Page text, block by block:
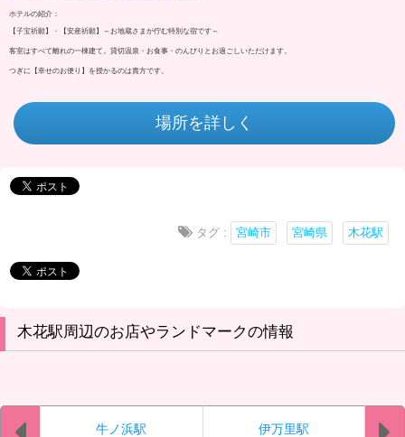
ホテルの紹介：
【子宝祈願】・【安産祈願】～お地蔵さまが佇む特別な宿です～
客室はすべて離れの一棟建て。貸切温泉・お食事・のんびりとお過ごしいただけます。
つぎに【幸せのお便り】を授かるのは貴方です。
場所を詳しく
タグ : 宮崎市 宮崎県 木花駅
木花駅周辺のお店やランドマークの情報
牛ノ浜駅 伊万里駅